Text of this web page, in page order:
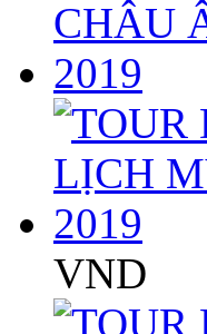
VND